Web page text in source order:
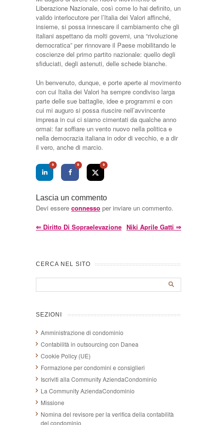
Liberazione Nazionale, così come lo hai definito, un
valido interlocutore per l’Italia dei Valori affinché,
insieme, si possa innescare il cambiamento che gli
italiani aspettano da molti governi, una “rivoluzione
democratica” per rinnovare il Paese mobilitando le
coscienze del primo partito nazionale: quello degli
sfiduciati, degli astenuti, delle schede bianche.
Un benvenuto, dunque, e porte aperte al movimento
con cui Italia dei Valori ha sempre condiviso larga
parte delle sue battaglie, idee e programmi e con
cui mi auguro si possa riuscire nell’avvincente
impresa in cui ci siamo cimentati da qualche anno
ormai: far soffiare un vento nuovo nella politica e
nella democrazia italiana in odor di vecchio, e a dir
il vero, anche di marcio.
0 0 0
Lascia un commento
Devi essere connesso per inviare un commento.
⇐ Diritto Di Sopraelevazione Niki Aprile Gatti ⇒
CERCA NEL SITO
SEZIONI
Amministrazione di condominio
Contabilità in outsourcing con Danea
Cookie Policy (UE)
Formazione per condomini e consiglieri
Iscriviti alla Community AziendaCondominio
La Community AziendaCondominio
Missione
Nomina del revisore per la verifica della contabilità
del condominio